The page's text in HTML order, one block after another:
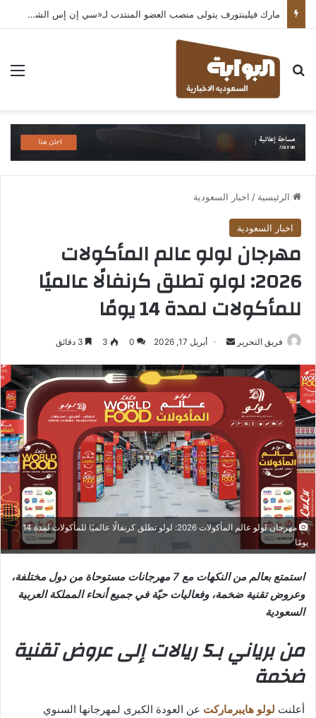
مارك فيلينتورف يتولى منصب العضو المنتدب لـ«سي إن إس الشرق الأوسط» ويشرف على شركات قطاع التكنولوجيا ضمن مجموعة غباش
بحث عن
الرئيسية / اخبار السعودية
اخبار السعودية
مهرجان لولو عالم المأكولات
2026: لولو تطلق كرنفالًا عالميًا
للمأكولات لمدة 14 يومًا
فريق التحرير
أرسل
إلكترونيا
أبريل 17, 2026 0
3
مهرجان لولو عالم المأكولات 2026: لولو تطلق كرنفالًا عالميًا للمأكولات لمدة 14
يومًا
استمتع بعالم من النكهات مع 7 مهرجانات مستوحاة من دول مختلفة،
وعروض تقنية ضخمة، وفعاليات حيّة في جميع أنحاء المملكة العربية
السعودية
من برياني بـ5 ريالات إلى عروض تقنية
ضخمة
أعلنت لولو هايبرماركت عن العودة الكبرى لمهرجانها السنوي